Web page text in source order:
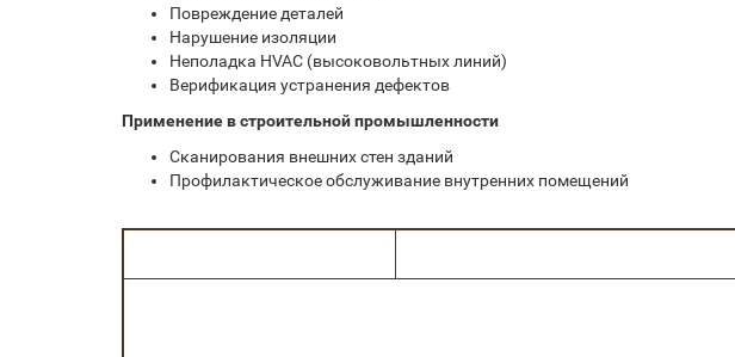
Повреждение деталей
Нарушение изоляции
Неполадка HVAC (высоковольтных линий)
Верификация устранения дефектов
Применение в строительной промышленности
Сканирования внешних стен зданий
Профилактическое обслуживание внутренних помещений